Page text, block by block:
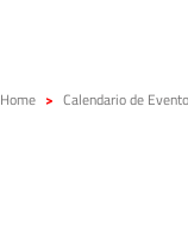
Home Calendario de